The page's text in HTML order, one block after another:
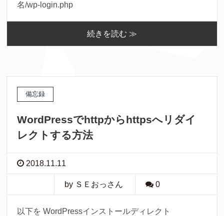
名/wp-login.php
続きを読む ≫
備忘録
WordPressでhttpからhttpsへリダイ
レクトする方法
2018.11.11
by ＳＥおっさん 0
以下を WordPressインストールディレクト